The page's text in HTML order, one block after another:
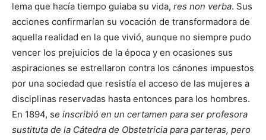
lema que hacía tiempo guiaba su vida, res non verba. Sus
acciones confirmarían su vocación de transformadora de
aquella realidad en la que vivió, aunque no siempre pudo
vencer los prejuicios de la época y en ocasiones sus
aspiraciones se estrellaron contra los cánones impuestos
por una sociedad que resistía el acceso de las mujeres a
disciplinas reservadas hasta entonces para los hombres.
En 1894, se inscribió en un certamen para ser profesora
sustituta de la Cátedra de Obstetricia para parteras, pero